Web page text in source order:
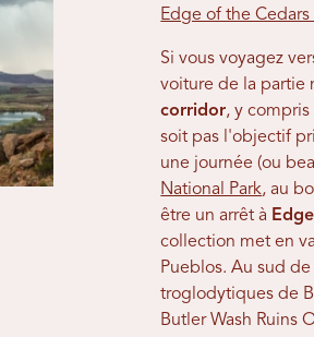
Edge of the Cedars
Si vous voyagez
voiture de la partie
corridor, y compris
soit pas l'objectif
une journée (ou
National Park, au
être un arrêt à
collection met en
Pueblos. Au sud
troglodytiques de
Butler Wash Ruins